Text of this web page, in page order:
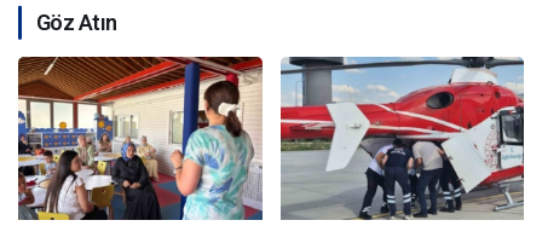
Göz Atın